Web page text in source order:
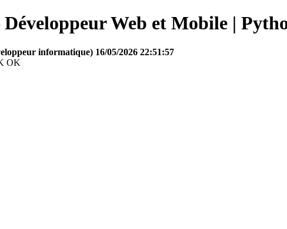
Web et Mobile |
informatique) 16/05/2026 22:51:57
OK